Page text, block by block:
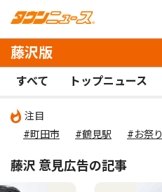
藤沢版
すべて トップニュース
注目
#町田市
#鶴見駅 #お祭り
藤沢 意見広告の記事